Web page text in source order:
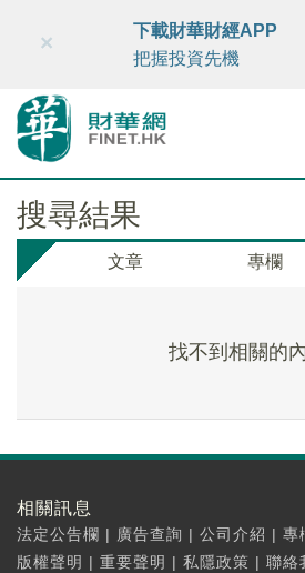
財華智庫網 FINTV
×
下載財華財經APP
把握投資先機
搜尋結果
文章 專欄
找不到相關的
相關訊息
法定公告欄 | 廣告查詢 | 公司介紹 | 專
版權聲明 | 重要聲明 | 私隱政策 | 聯絡